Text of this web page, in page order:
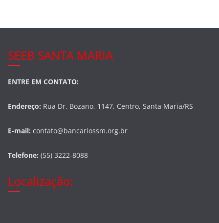
k
SEEB SANTA MARIA
ENTRE EM CONTATO:
Endereço: Rua Dr. Bozano, 1147, Centro, Santa Maria/RS
E-mail: contato@bancariossm.org.br
Telefone: (55) 3222-8088
Localização: